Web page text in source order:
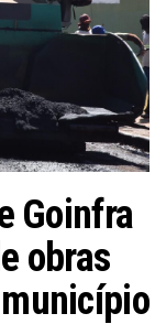
Goinfra
obras